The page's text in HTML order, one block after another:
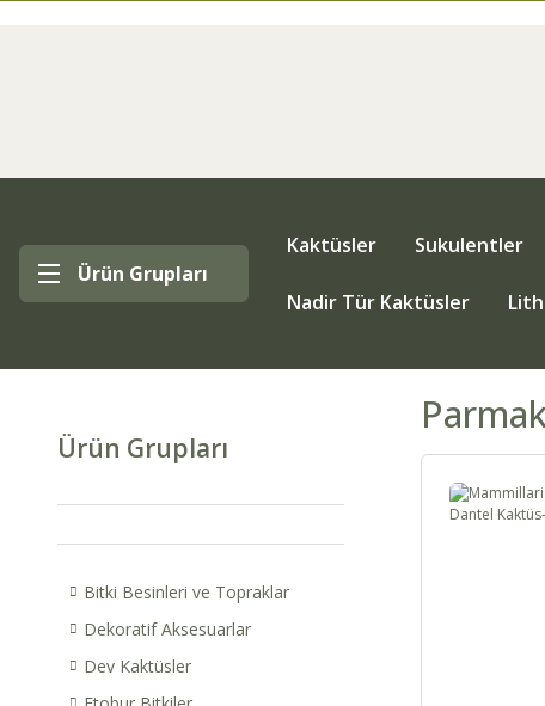
Ürün Grupları
Kaktüsler Sukulentler
Nadir Tür Kaktüsler
Ürün Grupları
Bitki Besinleri ve Topraklar
Dekoratif Aksesuarlar
Dev Kaktüsler